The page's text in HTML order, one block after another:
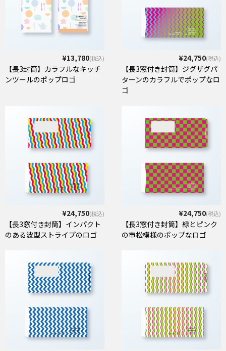
¥13,780(税込)
【長3封筒】カラフルなキッチ
ンツールのポップロゴ
¥24,750(税込)
【長3窓付き封筒】ジグザグパ
ターンのカラフルでポップなロ
ゴ
¥24,750(税込)
【長3窓付き封筒】インパクト
のある波型ストライプのロゴ
¥24,750(税込)
【長3窓付き封筒】緑とピンク
の市松模様のポップなロゴ